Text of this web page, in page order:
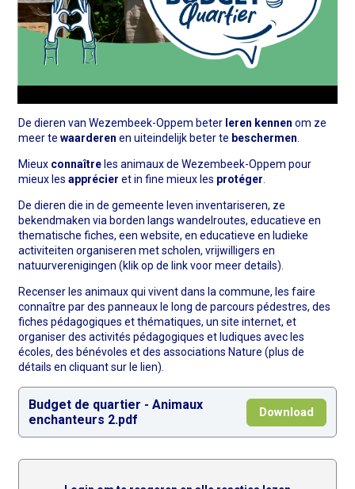
De dieren van Wezembeek-Oppem beter leren kennen om ze
meer te waarderen en uiteindelijk beter te beschermen.
Mieux connaître les animaux de Wezembeek-Oppem pour
mieux les apprécier et in fine mieux les protéger.
De dieren die in de gemeente leven inventariseren, ze
bekendmaken via borden langs wandelroutes, educatieve en
thematische fiches, een website, en educatieve en ludieke
activiteiten organiseren met scholen, vrijwilligers en
natuurverenigingen (klik op de link voor meer details).
Recenser les animaux qui vivent dans la commune, les faire
connaître par des panneaux le long de parcours pédestres, des
fiches pédagogiques et thématiques, un site internet, et
organiser des activités pédagogiques et ludiques avec les
écoles, des bénévoles et des associations Nature (plus de
détails en cliquant sur le lien).
Budget de quartier - Animaux
enchanteurs 2.pdf
Download